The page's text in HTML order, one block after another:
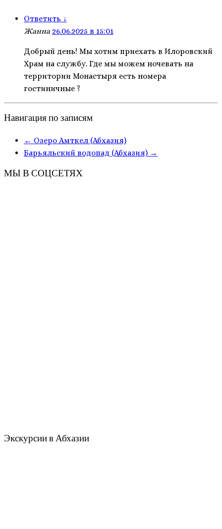
Ответить ↓
Жанна 26.06.2025 в 15:01
Добрый день! Мы хотим приехать в Илоровский
Храм на службу. Где мы можем ночевать на
территории Монастыря есть номера
гостиничные ?
Навигация по записям
← Озеро Амткел (Абхазия)
Барьяльский водопад (Абхазия) →
МЫ В СОЦСЕТЯХ
Экскурсии в Абхазии